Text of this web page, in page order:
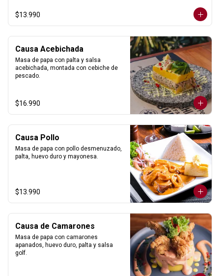
$13.990
Causa Acebichada
Masa de papa con palta y salsa
acebichada, montada con cebiche de
pescado.
$16.990
Causa Pollo
Masa de papa con pollo desmenuzado,
palta, huevo duro y mayonesa.
$13.990
Causa de Camarones
Masa de papa con camarones
apanados, huevo duro, palta y salsa
golf.